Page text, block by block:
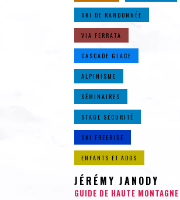
SKI DE RANDONNÉE
VIA FERRATA
CASCADE GLACE
ALPINISME
SÉMINAIRES
STAGE SÉCURITÉ
SKI FREERIDE
ENFANTS ET ADOS
JÉRÉMY JANODY
GUIDE DE HAUTE MONTAGNE